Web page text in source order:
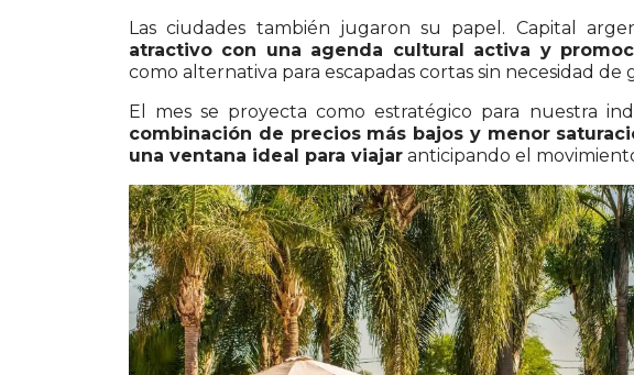
Las ciudades también jugaron su papel. Capital
atractivo con una agenda cultural activa y
como alternativa para escapadas cortas sin necesidad de
El mes se proyecta como estratégico para nuestra
combinación de precios más bajos y menor
una ventana ideal para viajar anticipando el